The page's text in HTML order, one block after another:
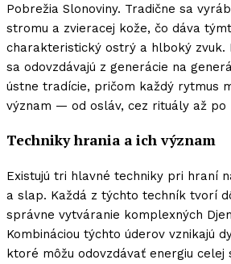
Pobrežia Slonoviny. Tradične sa
stromu a zvieracej kože, čo dáva
charakteristický ostrý a hlboký zvuk.
sa odovzdávajú z generácie na
ústne tradície, pričom každý rytmus
význam — od osláv, cez rituály až po
Techniky hrania a ich význam
Existujú tri hlavné techniky pri hraní
a slap. Každá z týchto techník tvorí
správne vytváranie komplexných
Kombináciou týchto úderov vznikajú
ktoré môžu odovzdávať energiu celej